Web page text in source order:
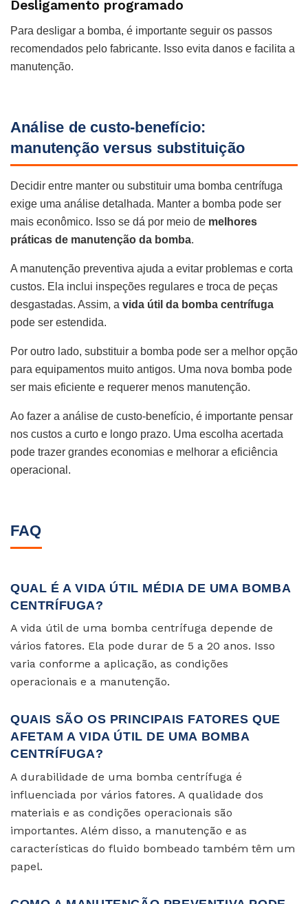
Desligamento programado
Para desligar a bomba, é importante seguir os passos
recomendados pelo fabricante. Isso evita danos e facilita a
manutenção.
Análise de custo-benefício:
manutenção versus substituição
Decidir entre manter ou substituir uma bomba centrífuga
exige uma análise detalhada. Manter a bomba pode ser
mais econômico. Isso se dá por meio de melhores
práticas de manutenção da bomba.
A manutenção preventiva ajuda a evitar problemas e corta
custos. Ela inclui inspeções regulares e troca de peças
desgastadas. Assim, a vida útil da bomba centrífuga
pode ser estendida.
Por outro lado, substituir a bomba pode ser a melhor opção
para equipamentos muito antigos. Uma nova bomba pode
ser mais eficiente e requerer menos manutenção.
Ao fazer a análise de custo-benefício, é importante pensar
nos custos a curto e longo prazo. Uma escolha acertada
pode trazer grandes economias e melhorar a eficiência
operacional.
FAQ
QUAL É A VIDA ÚTIL MÉDIA DE UMA BOMBA
CENTRÍFUGA?
A vida útil de uma bomba centrífuga depende de
vários fatores. Ela pode durar de 5 a 20 anos. Isso
varia conforme a aplicação, as condições
operacionais e a manutenção.
QUAIS SÃO OS PRINCIPAIS FATORES QUE
AFETAM A VIDA ÚTIL DE UMA BOMBA
CENTRÍFUGA?
A durabilidade de uma bomba centrífuga é
influenciada por vários fatores. A qualidade dos
materiais e as condições operacionais são
importantes. Além disso, a manutenção e as
características do fluido bombeado também têm um
papel.